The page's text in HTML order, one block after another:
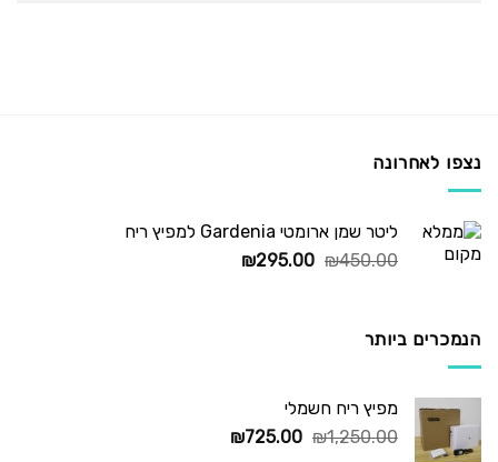
נצפו לאחרונה
ליטר שמן ארומטי Gardenia למפיץ ריח
₪450.00
המחיר
₪295.00
המחיר
הנמכרים ביותר
מפיץ ריח חשמלי
₪1,250.00
המחיר
₪725.00
המחיר